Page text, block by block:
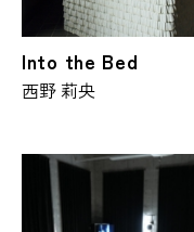
Into the Bed
西野 莉央